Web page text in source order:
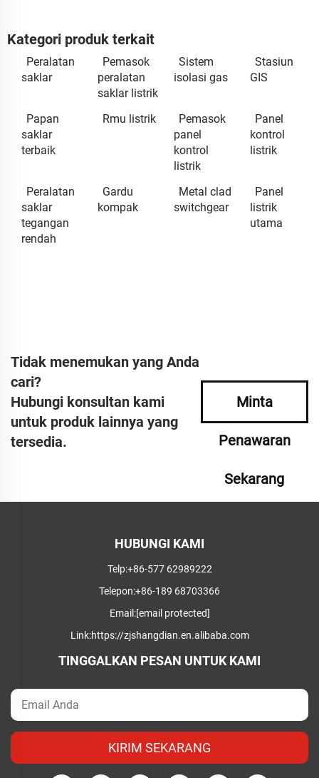
Kategori produk terkait
Peralatan
saklar
Pemasok
peralatan
saklar listrik
Sistem
isolasi gas
Stasiun
GIS
Papan
saklar
terbaik
Rmu listrik
Pemasok
panel
kontrol
listrik
Panel
kontrol
listrik
Peralatan
saklar
tegangan
rendah
Gardu
kompak
Metal clad
switchgear
Panel
listrik
utama
Tidak menemukan yang Anda
cari?
Hubungi konsultan kami
untuk produk lainnya yang
tersedia.
Minta
Penawaran
Sekarang
HUBUNGI KAMI
Telp:+86-577 62989222
Telepon:+86-189 68703366
Email:[email protected]
Link:https://zjshangdian.en.alibaba.com
TINGGALKAN PESAN UNTUK KAMI
KIRIM SEKARANG